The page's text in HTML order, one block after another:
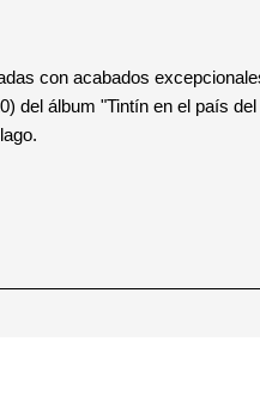
con acabados
del álbum "Tintín en el país